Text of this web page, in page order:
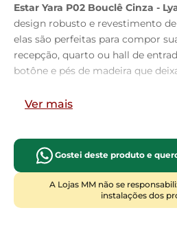
Estar Yara P02 Bouclê Cinza -
design robusto e revestimento
elas são perfeitas para compor
recepção, quarto ou hall de
botône e pés de madeira que
de máximo conforto e qualidade,
68 x 98,5 x 72 cm
Medidas Internas:
Altura do chão ao assento: 45
Altura do encosto:58 cm
Ver mais
Gostei deste produto e
A Lojas MM não se
instalações dos